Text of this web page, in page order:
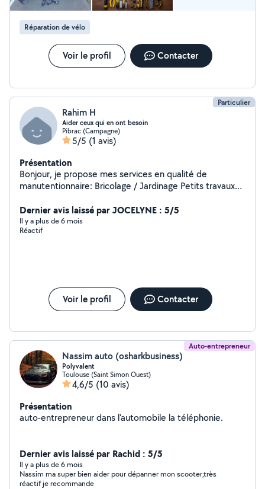
Réparation de vélo
Voir le profil Contacter
Particulier
Rahim H
Aider ceux qui en ont besoin
Pibrac (Campagne)
5/5 (1 avis)
Présentation
Bonjour, je propose mes services en qualité de
manutentionnaire: Bricolage / Jardinage Petits travaux
manutention etc..) Entretien automobile( petite
mécaniques ) Livraison de courses.. Aide à domiciles..
n'hésitez pas à me contacté pour plus d'infos
Dernier avis laissé par JOCELYNE : 5/5
Il y a plus de 6 mois
Réactif
Voir le profil Contacter
Auto-entrepreneur
Nassim auto (osharkbusiness)
Polyvalent
Toulouse (Saint Simon Ouest)
4,6/5 (10 avis)
Présentation
auto-entrepreneur dans l'automobile la téléphonie.
Dernier avis laissé par Rachid : 5/5
Il y a plus de 6 mois
Nassim ma super bien aider pour dépanner mon scooter,très
réactif je recommande